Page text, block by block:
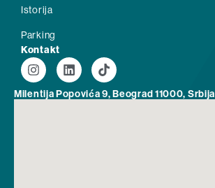
Istorija
Parking
Kontakt
Milentija Popovića 9, Beograd 11000, Srbija